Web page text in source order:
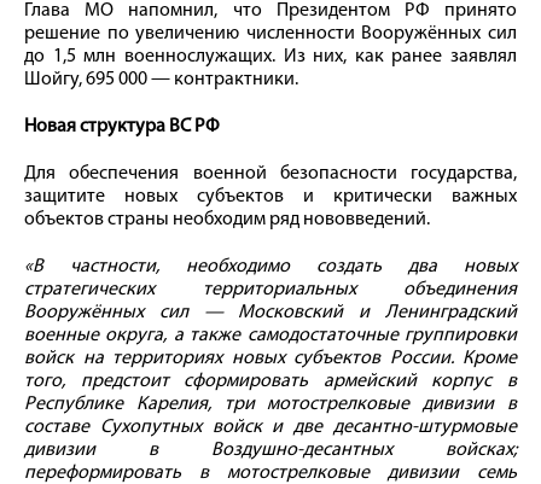
Глава МО напомнил, что Президентом РФ принято
решение по увеличению численности Вооружённых сил
до 1,5 млн военнослужащих. Из них, как ранее заявлял
Шойгу, 695 000 — контрактники.
Новая структура ВС РФ
Для обеспечения военной безопасности государства,
защитите новых субъектов и критически важных
объектов страны необходим ряд нововведений.
«В частности, необходимо создать два новых
стратегических территориальных объединения
Вооружённых сил — Московский и Ленинградский
военные округа, а также самодостаточные группировки
войск на территориях новых субъектов России. Кроме
того, предстоит сформировать армейский корпус в
Республике Карелия, три мотострелковые дивизии в
составе Сухопутных войск и две десантно-штурмовые
дивизии в Воздушно-десантных войсках;
переформировать в мотострелковые дивизии семь